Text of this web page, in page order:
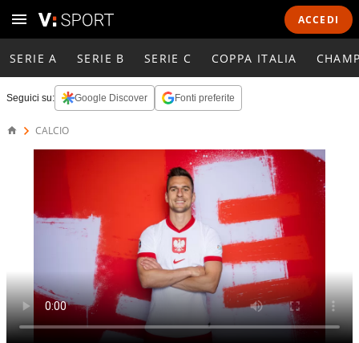
ACCEDI
SERIE A SERIE B SERIE C COPPA ITALIA
Seguici su: Google Discover Fonti preferite
CALCIO